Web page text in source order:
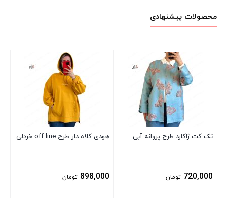
محصولات پیشنهادی
تک کت ژاکارد طرح پروانه آبی
720,000 تومان
هودی کلاه دار طرح off line خردلی
898,000 تومان